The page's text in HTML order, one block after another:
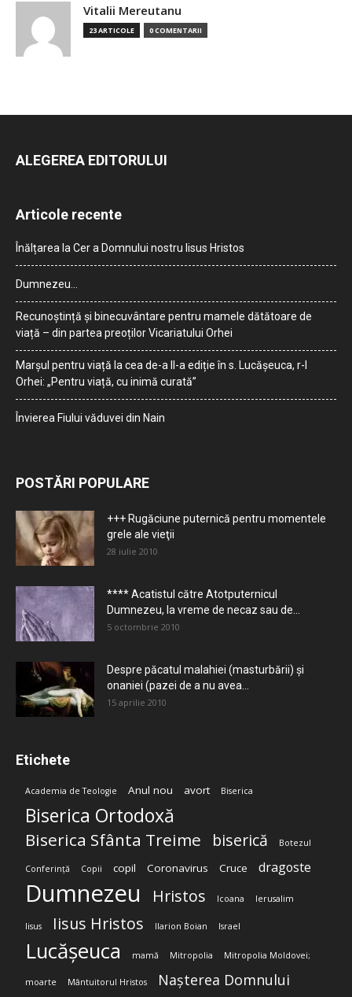
Vitalii Mereutanu
23 ARTICOLE 0 COMENTARII
ALEGEREA EDITORULUI
Articole recente
Înălțarea la Cer a Domnului nostru Iisus Hristos
Dumnezeu…
Recunoștință și binecuvântare pentru mamele dătătoare de
viață – din partea preoților Vicariatului Orhei
Marșul pentru viață la cea de-a II-a ediție în s. Lucășeuca, r-l
Orhei: „Pentru viață, cu inimă curată”
Învierea Fiului văduvei din Nain
POSTĂRI POPULARE
+++ Rugăciune puternică pentru momentele
grele ale vieţii
28 iulie 2010
**** Acatistul către Atotputernicul
Dumnezeu, la vreme de necaz sau de...
5 octombrie 2010
Despre păcatul malahiei (masturbării) şi
onaniei (pazei de a nu avea...
15 aprilie 2010
Etichete
Academia de Teologie Anul nou avort Biserica
Biserica Ortodoxă
Biserica Sfânta Treime biserică Botezul
Conferință Copii copil Coronavirus Cruce dragoste
Dumnezeu Hristos Icoana Ierusalim
Iisus Iisus Hristos Ilarion Boian Israel
Lucășeuca mamă Mitropolia Mitropolia Moldovei;
moarte Mântuitorul Hristos Nașterea Domnului